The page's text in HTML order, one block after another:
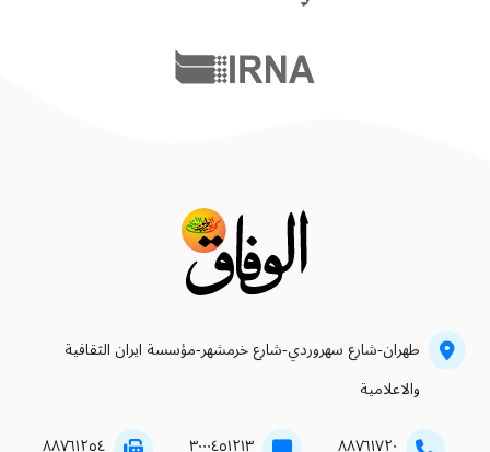
طهران-شارع سهروردي-شارع خرمشهر-مؤسسة ايران الثقافية
والاعلامية